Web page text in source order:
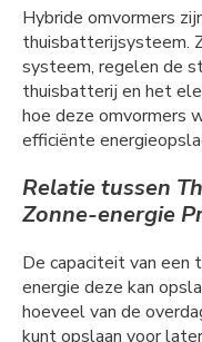
Hybride omvormers
thuisbatterijsysteem.
systeem, regelen de
thuisbatterij en het
hoe deze omvormers
efficiënte
Relatie tussen
Zonne-energie
De capaciteit van
energie deze kan
hoeveel van de
kunt opslaan voor